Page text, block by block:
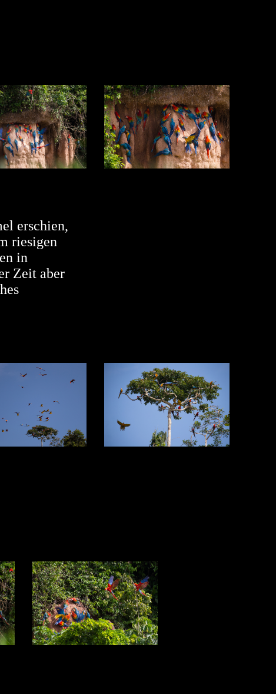
erschien,
riesigen
in
Zeit aber